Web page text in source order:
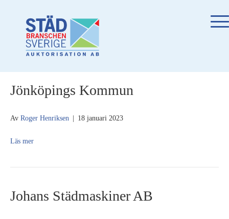
Jönköpings Kommun
Av Roger Henriksen 18 januari 2023
Läs mer
Johans Städmaskiner AB